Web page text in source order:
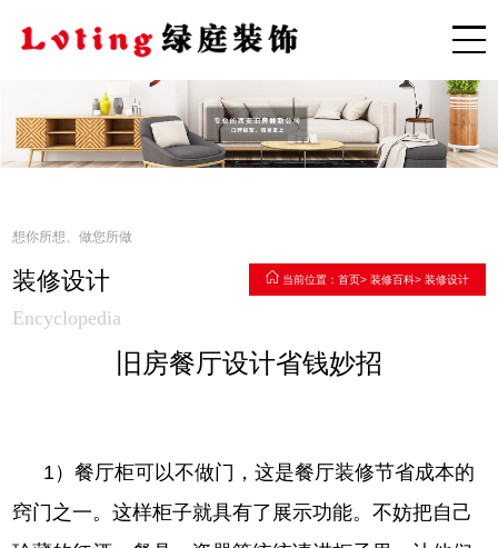
想你所想、做您所做
装修设计
Encyclopedia
当前位置：首页>装修百科>装修设计
旧房餐厅设计省钱妙招
1）餐厅柜可以不做门，这是餐厅装修节省成本的
窍门之一。这样柜子就具有了展示功能。不妨把自己